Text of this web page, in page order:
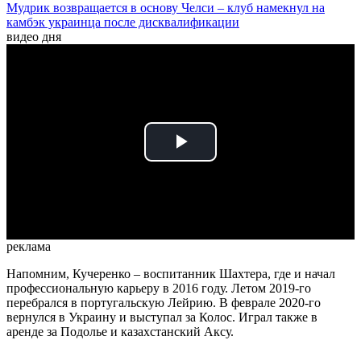
Мудрик возвращается в основу Челси – клуб намекнул на
камбэк украинца после дисквалификации
видео дня
Play
реклама
Напомним, Кучеренко – воспитанник Шахтера, где и начал
профессиональную карьеру в 2016 году. Летом 2019-го
перебрался в португальскую Лейрию. В феврале 2020-го
вернулся в Украину и выступал за Колос. Играл также в
аренде за Подолье и казахстанский Аксу.